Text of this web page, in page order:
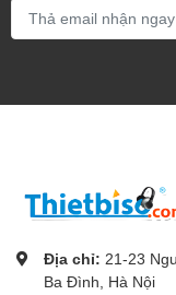
Địa chỉ: 21-23
Ba Đình, Hà Nội